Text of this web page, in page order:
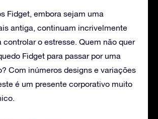
Fidget, embora sejam uma
antiga, continuam incrivelmente
controlar o estresse. Quem não quer
Fidget para passar por uma
Com inúmeros designs e variações
é um presente corporativo muito